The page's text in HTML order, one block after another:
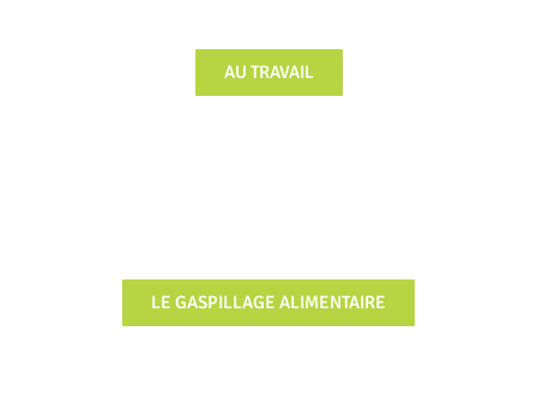
AU TRAVAIL
LE GASPILLAGE ALIMENTAIRE